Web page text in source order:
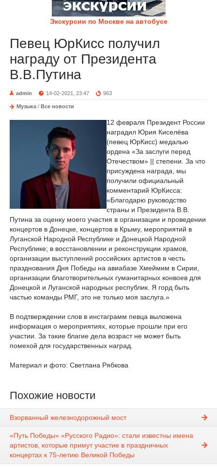
Экскурсии по Москве на автобусе
Певец ЮрКисс получил
награду от Президента
В.В.Путина
admin 14-02-2021, 23:47 963
Музыка / Все новости
12 февраля Президент России
наградил Юрия Киселёва
(певец ЮрКисс) медалью
ордена «За заслуги перед
Отечеством» || степени. За что
присуждена награда, мы
получили официальный
комментарий ЮрКисса:
«Благодарю руководство
страны и Президента В.В.
Путина за оценку моего участия в организации и проведении
концертов в Донецке, концертов в Крыму, мероприятий в
Луганской Народной Республике и Донецкой Народной
Республике; в восстановлении и реконструкции храмов,
организации выступлений российских артистов в честь
празднования Дня Победы на авиабазе Хмеймим в Сирии,
организации благотворительных гуманитарных конвоев для
Донецкой и Луганской народных республик. Я горд быть
частью команды РМГ, это не только моя заслуга.»
В подтверждении слов в инстаграмм певца выложена
информация о мероприятиях, которые прошли при его
участии. За такие благие дела возраст не может быть
помехой для государственных наград.
Материал и фото: Светлана Рябкова
Похожие новости
Взорванный железнодорожный мост
«Путь Победы» «Русского Радио»: стали известны имена
артистов, которые примут участие в праздничных
концертах к 75-летию Великой Победы